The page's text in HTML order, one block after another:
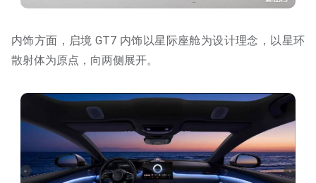
内饰方面，启境 GT7 内饰以星际座舱为设计理念，以星环
散射体为原点，向两侧展开。